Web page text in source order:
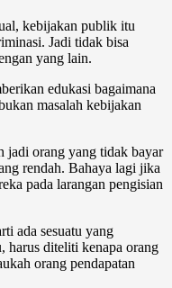
kebijakan publik itu
Jadi tidak bisa
yang lain.
edukasi bagaimana
masalah kebijakan
jadi orang yang tidak bayar
rendah. Bahaya lagi jika
pada larangan pengisian
ada sesuatu yang
harus diteliti kenapa orang
orang pendapatan